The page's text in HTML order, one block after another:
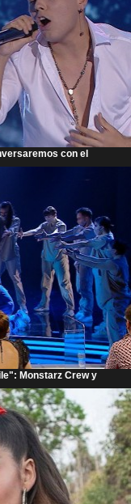
con el
Monstarz Crew y